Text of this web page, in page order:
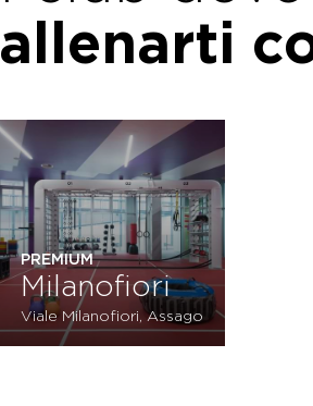
allenarti
PREMIUM
Milanofiori
Viale Milanofiori, Assago